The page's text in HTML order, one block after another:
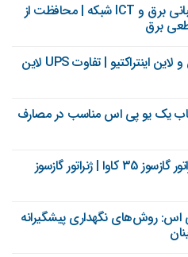
ضرورت ارتباط موثر پشتیبانی برق و ICT شبکه | محافظت از
برق
مقایسه یو پی اس آنلاین و لاین اینتراکتیو | تفاوت UPS لاین
یک یو پی اس مناسب در مصارف
راهنمای خرید بهترین ژنراتور گازسوز 35 کاوا | ژنراتور گازسوز
اس: روش‌های نگهداری پیشگیرانه